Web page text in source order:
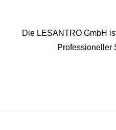
Die LESANTRO GmbH
Professioneller